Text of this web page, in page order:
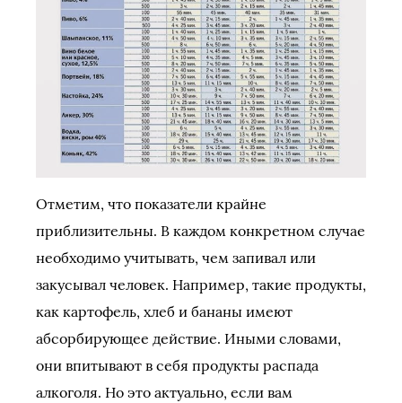
Отметим, что показатели крайне
приблизительны. В каждом конкретном случае
необходимо учитывать, чем запивал или
закусывал человек. Например, такие продукты,
как картофель, хлеб и бананы имеют
абсорбирующее действие. Иными словами,
они впитывают в себя продукты распада
алкоголя. Но это актуально, если вам